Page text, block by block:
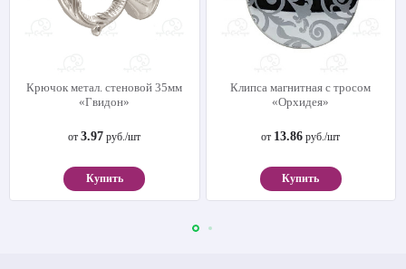
Крючок метал. стеновой 35мм
«Гвидон»
от3.97 руб./шт
Купить
Клипса магнитная с тросом
«Орхидея»
от 13.86 руб./шт
Купить